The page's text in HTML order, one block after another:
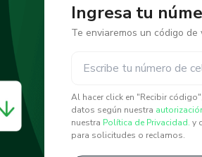
Ingresa tu
Te enviaremos un código de
Al hacer click en "Recibir
datos según nuestra
nuestra Política de Privacidad. y
para solicitudes o reclamos.